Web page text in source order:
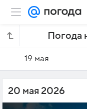
Погода
19 мая
20 мая 2026